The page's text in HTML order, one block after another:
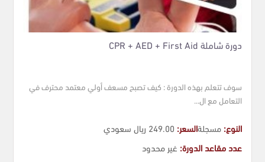
دورة شاملة CPR + AED + First Aid
سوف تتعلم بهذه الدورة : كيف تصبح مسعف أولي معتمد محترف في
التعامل مع ال...
النوع: مسجلةالسعر:
عدد مقاعد الدورة: غير محدود